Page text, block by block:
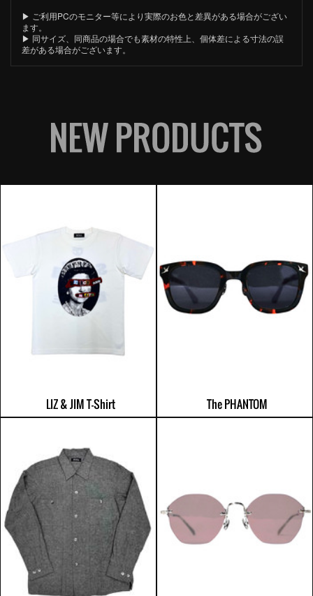
▶︎ ご利用PCのモニター等により実際のお色と差異がある場合がござい
ます。
▶︎ 同サイズ、同商品の場合でも素材の特性上、個体差による寸法の誤
差がある場合がございます。
LIZ & JIM T-Shirt The PHANTOM